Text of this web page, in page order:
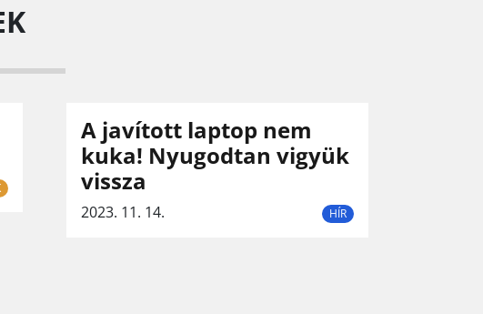
A javított laptop nem
kuka! Nyugodtan vigyük
vissza
2023. 11. 14. HÍR